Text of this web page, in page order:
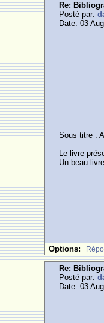
Re:
Posté par:
Date: 03
Sous titre :
Le livre
Un beau
Options:
Re:
Posté par:
Date: 03